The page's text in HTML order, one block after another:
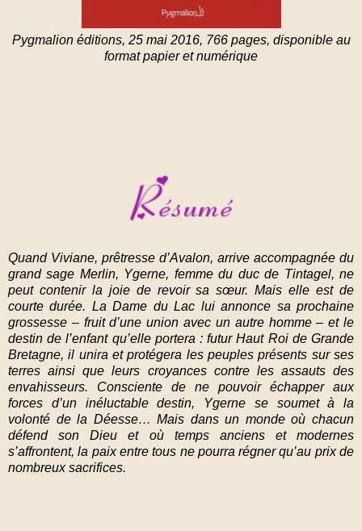
Pygmalion éditions, 25 mai 2016, 766 pages, disponible au
format papier et numérique
Quand Viviane, prêtresse d’Avalon, arrive accompagnée du
grand sage Merlin, Ygerne, femme du duc de Tintagel, ne
peut contenir la joie de revoir sa sœur. Mais elle est de
courte durée. La Dame du Lac lui annonce sa prochaine
grossesse – fruit d’une union avec un autre homme – et le
destin de l’enfant qu’elle portera : futur Haut Roi de Grande
Bretagne, il unira et protégera les peuples présents sur ses
terres ainsi que leurs croyances contre les assauts des
envahisseurs. Consciente de ne pouvoir échapper aux
forces d’un inéluctable destin, Ygerne se soumet à la
volonté de la Déesse… Mais dans un monde où chacun
défend son Dieu et où temps anciens et modernes
s’affrontent, la paix entre tous ne pourra régner qu’au prix de
nombreux sacrifices.